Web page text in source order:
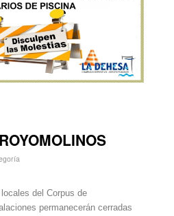
del Corpus de
permanecerán cerradas